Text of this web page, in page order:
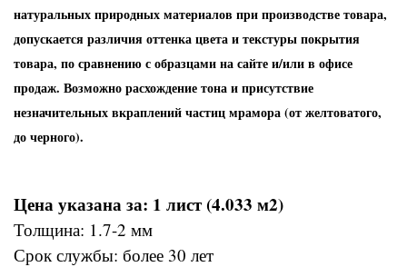
натуральных природных материалов при производстве товара,
допускается различия оттенка цвета и текстуры покрытия
товара, по сравнению с образцами на сайте и/или в офисе
продаж. Возможно расхождение тона и присутствие
незначительных вкраплений частиц мрамора (от желтоватого,
до черного).
Цена указана за: 1 лист (4.033 м2)
Толщина: 1.7-2 мм
Срок службы: более 30 лет